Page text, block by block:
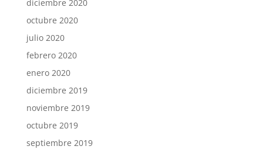
diciembre 2020
octubre 2020
julio 2020
febrero 2020
enero 2020
diciembre 2019
noviembre 2019
octubre 2019
septiembre 2019